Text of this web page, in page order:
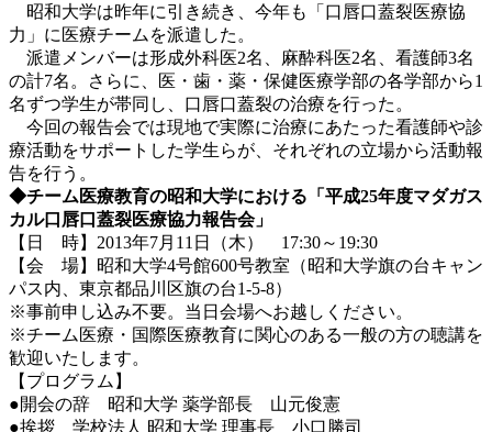
昭和大学は昨年に引き続き、今年も「口唇口蓋裂医療協
力」に医療チームを派遣した。
派遣メンバーは形成外科医2名、麻酔科医2名、看護師3名
の計7名。さらに、医・歯・薬・保健医療学部の各学部から1
名ずつ学生が帯同し、口唇口蓋裂の治療を行った。
今回の報告会では現地で実際に治療にあたった看護師や診
療活動をサポートした学生らが、それぞれの立場から活動報
告を行う。
◆チーム医療教育の昭和大学における「平成25年度マダガス
カル口唇口蓋裂医療協力報告会」
【日 時】2013年7月11日（木） 17:30～19:30
【会 場】昭和大学4号館600号教室（昭和大学旗の台キャン
パス内、東京都品川区旗の台1-5-8）
※事前申し込み不要。当日会場へお越しください。
※チーム医療・国際医療教育に関心のある一般の方の聴講を
歓迎いたします。
【プログラム】
●開会の辞 昭和大学 薬学部長 山元俊憲
●挨拶 学校法人 昭和大学 理事長 小口勝司